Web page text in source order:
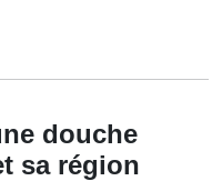
douche
sa région